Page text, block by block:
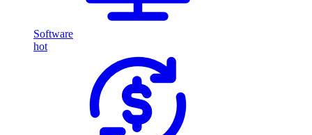
Software
hot